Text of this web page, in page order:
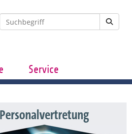
Service
Personalvertretung